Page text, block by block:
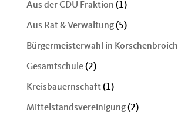
Aus der CDU Fraktion (1)
Aus Rat & Verwaltung(5)
Bürgermeisterwahl in Korschenbroich
Gesamtschule(2)
Kreisbauernschaft(1)
Mittelstandsvereinigung(2)